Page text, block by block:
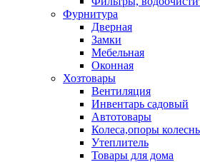
Фурнитура
Дверная
Замки
Мебельная
Оконная
Хозтовары
Вентиляция
Инвентарь садовый
Автотовары
Колеса,опоры
Утеплитель
Товары для дома